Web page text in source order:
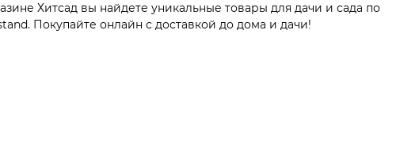
Хитсад вы найдете уникальные товары для дачи и сада по
Покупайте онлайн с доставкой до дома и дачи!